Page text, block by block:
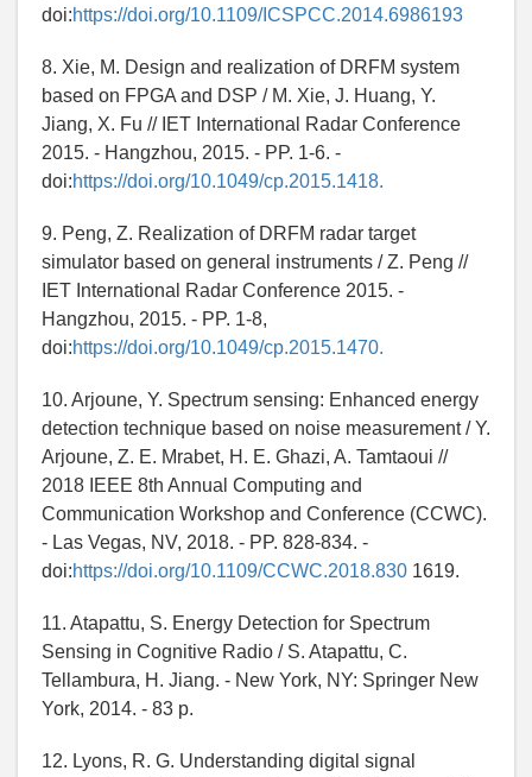
doi:https://doi.org/10.1109/ICSPCC.2014.6986193
8. Xie, M. Design and realization of DRFM system
based on FPGA and DSP / M. Xie, J. Huang, Y.
Jiang, X. Fu // IET International Radar Conference
2015. - Hangzhou, 2015. - PP. 1-6. -
doi:https://doi.org/10.1049/cp.2015.1418.
9. Peng, Z. Realization of DRFM radar target
simulator based on general instruments / Z. Peng //
IET International Radar Conference 2015. -
Hangzhou, 2015. - PP. 1-8,
doi:https://doi.org/10.1049/cp.2015.1470.
10. Arjoune, Y. Spectrum sensing: Enhanced energy
detection technique based on noise measurement / Y.
Arjoune, Z. E. Mrabet, H. E. Ghazi, A. Tamtaoui //
2018 IEEE 8th Annual Computing and
Communication Workshop and Conference (CCWC).
- Las Vegas, NV, 2018. - PP. 828-834. -
doi:https://doi.org/10.1109/CCWC.2018.830 1619.
11. Atapattu, S. Energy Detection for Spectrum
Sensing in Cognitive Radio / S. Atapattu, C.
Tellambura, H. Jiang. - New York, NY: Springer New
York, 2014. - 83 p.
12. Lyons, R. G. Understanding digital signal